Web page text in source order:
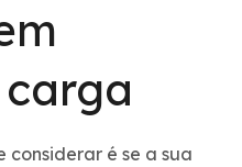
considerar é se a sua